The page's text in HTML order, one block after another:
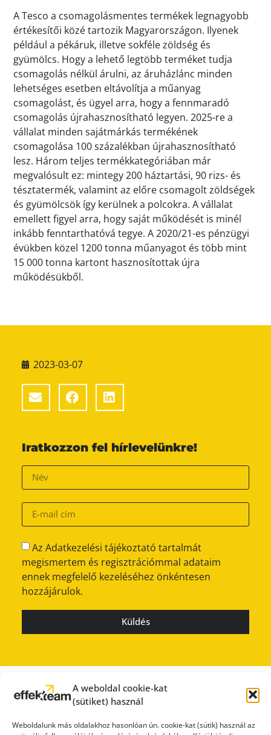
A weboldal cookie-kat
(sütiket) használ
Weboldalunk más oldalakhoz hasonlóan ún. cookie-kat (sütik) használ az
A Tesco a csomagolásmentes termékek legnagyobb
értékesítői közé tartozik Magyarországon. Ilyenek
például a pékáruk, illetve sokféle zöldség és
gyümölcs. Hogy a lehető legtöbb terméket tudja
csomagolás nélkül árulni, az áruházlánc minden
lehetséges esetben eltávolítja a műanyag
csomagolást, és ügyel arra, hogy a fennmaradó
csomagolás újrahasznosítható legyen. 2025-re a
vállalat minden sajátmárkás termékének
csomagolása 100 százalékban újrahasznosítható
lesz. Három teljes termékkategóriában már
megvalósult ez: mintegy 200 háztartási, 90 rizs- és
tésztatermék, valamint az előre csomagolt zöldségek
és gyümölcsök így kerülnek a polcokra. A vállalat
emellett figyel arra, hogy saját működését is minél
inkább fenntarthatóvá tegye. A 2020/21-es pénzügyi
évükben közel 1200 tonna műanyagot és több mint
15 000 tonna kartont hasznosítottak újra
működésükből.
2023-03-07
Iratkozzon fel hírlevelünkre!
Az Adatkezelési tájékoztató tartalmát
megismertem és regisztrációmmal adataim
ennek megfelelő kezeléséhez önkéntesen
hozzájárulok.
Küldés